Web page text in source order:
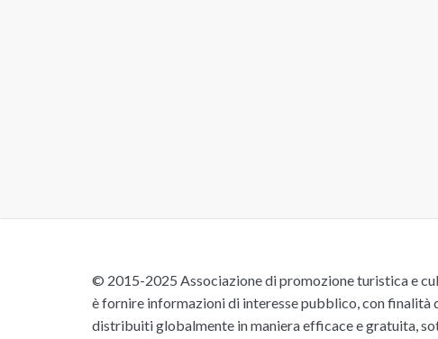
© 2015-2025 Associazione di promozione turistica e
è fornire informazioni di interesse pubblico, con
distribuiti globalmente in maniera efficace e gratuita,